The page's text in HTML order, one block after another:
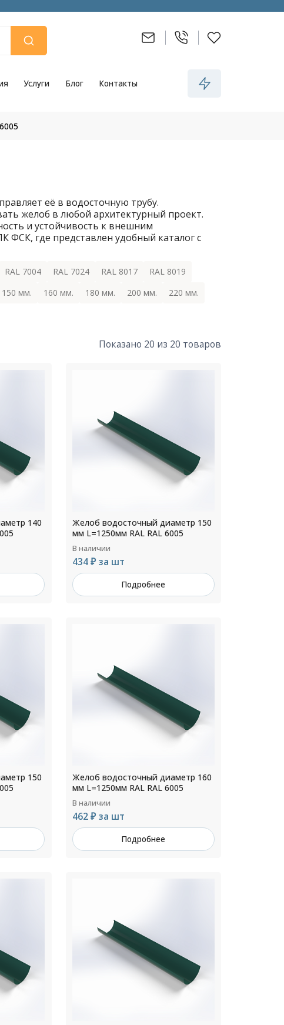
Услуги Блог Контакты
её в водосточную трубу.
желоб в любой архитектурный проект.
и устойчивость к внешним
ФСК, где представлен удобный каталог с
RAL 7004 RAL 7024 RAL 8017
RAL 8019
150 мм. 160 мм. 180 мм. 200 мм.
220 мм.
Показано 20 из 20 товаров
140
Желоб водосточный диаметр 150
мм L=1250мм RAL RAL 6005
В наличии
434 ₽ за шт
Подробнее
150
Желоб водосточный диаметр 160
мм L=1250мм RAL RAL 6005
В наличии
462 ₽ за шт
Подробнее